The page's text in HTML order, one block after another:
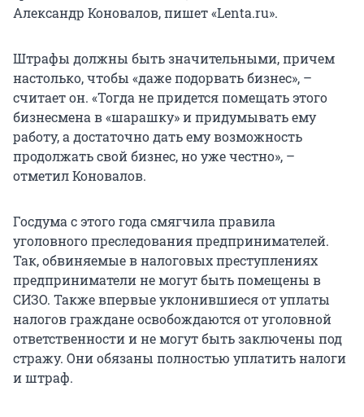
Александр Коновалов, пишет «Lenta.ru».
Штрафы должны быть значительными, причем
настолько, чтобы «даже подорвать бизнес», –
считает он. «Тогда не придется помещать этого
бизнесмена в «шарашку» и придумывать ему
работу, а достаточно дать ему возможность
продолжать свой бизнес, но уже честно», –
отметил Коновалов.
Госдума с этого года смягчила правила
уголовного преследования предпринимателей.
Так, обвиняемые в налоговых преступлениях
предприниматели не могут быть помещены в
СИЗО. Также впервые уклонившиеся от уплаты
налогов граждане освобождаются от уголовной
ответственности и не могут быть заключены под
стражу. Они обязаны полностью уплатить налоги
и штраф.